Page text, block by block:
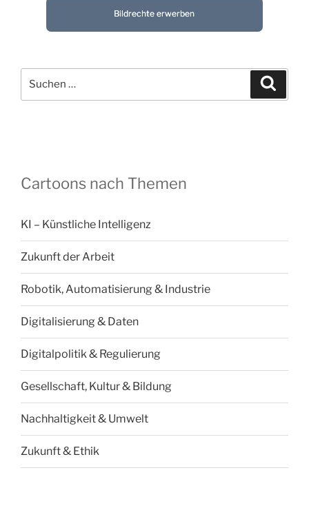
Bildrechte erwerben
nach:
Cartoons nach Themen
KI – Künstliche Intelligenz
Zukunft der Arbeit
Robotik, Automatisierung & Industrie
Digitalisierung & Daten
Digitalpolitik & Regulierung
Gesellschaft, Kultur & Bildung
Nachhaltigkeit & Umwelt
Zukunft & Ethik